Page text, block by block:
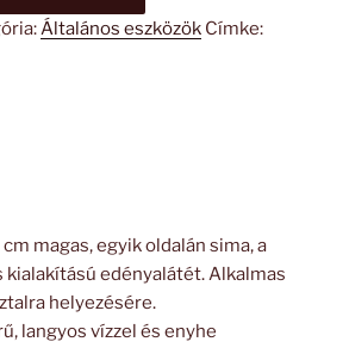
Általános eszközök Címke:
magas, egyik oldalán sima, a
kialakítású edényalátét. Alkalmas
helyezésére.
langyos vízzel és enyhe